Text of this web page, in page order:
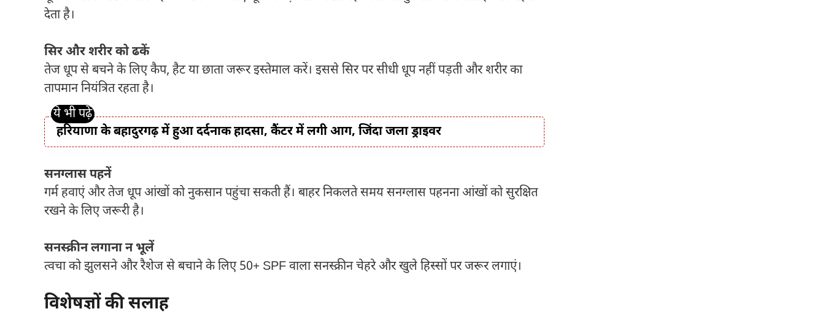
देता है।
सिर और शरीर को ढकें
तेज धूप से बचने के लिए कैप, हैट या छाता जरूर इस्तेमाल करें। इससे सिर पर सीधी धूप नहीं पड़ती और शरीर का
तापमान नियंत्रित रहता है।
हरियाणा के बहादुरगढ़ में हुआ दर्दनाक हादसा, कैंटर में लगी आग, जिंदा जला ड्राइवर
सनग्लास पहनें
गर्म हवाएं और तेज धूप आंखों को नुकसान पहुंचा सकती हैं। बाहर निकलते समय सनग्लास पहनना आंखों को सुरक्षित
रखने के लिए जरूरी है।
सनस्क्रीन लगाना न भूलें
त्वचा को झुलसने और रैशेज से बचाने के लिए 50+ SPF वाला सनस्क्रीन चेहरे और खुले हिस्सों पर जरूर लगाएं।
विशेषज्ञों की सलाह